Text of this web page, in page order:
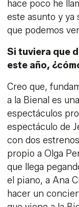
hace poco he
este asunto y ya
que podemos
Si tuviera que
este año,
Creo que,
a la Bienal es
espectáculos
espectáculo de
con dos
propio a Olga
que llega
el piano, a Ana
hacer un